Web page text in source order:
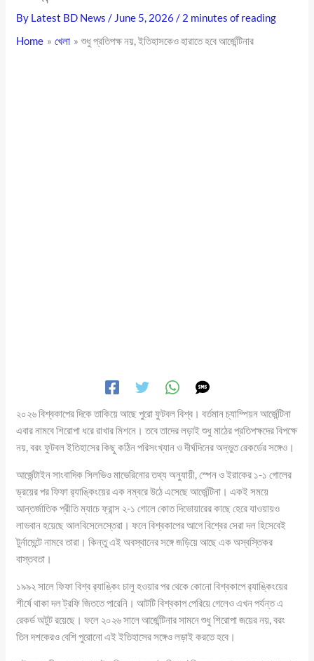
By Latest BD News/ June 5, 2026/ 2 minutes of reading
Home
খেলা শুধু প্রতিপক্ষ নয়, ইতিহাসকেও হারাতে হবে আর্জেন্টিনার
২০২৬ বিশ্বকাপের দিকে তাকিয়ে আছে পুরো ফুটবল বিশ্ব। বর্তমান চ্যাম্পিয়ন আর্জেন্টিনা
এবার নামবে শিরোপা ধরে রাখার মিশনে। তবে তাদের লড়াই শুধু মাঠের প্রতিপক্ষদের বিপক্ষে
নয়, বরং ফুটবল ইতিহাসের কিছু কঠিন পরিসংখ্যান ও দীর্ঘদিনের অদ্ভুত রেকর্ডের সঙ্গেও।
আর্জেন্টাইন সাংবাদিক সিলভিও মাভেরিনোর তথ্য অনুযায়ী, স্পেন ও ইরাকের ১-১ গোলের
ড্রয়ের পর ফিফা র‌্যাঙ্কিংয়ের এক নম্বরে উঠে এসেছে আর্জেন্টিনা। একই সময়ে
আন্তর্জাতিক প্রীতি ম্যাচে ফ্রান্স ২-১ গোলে কোত দিভোয়ারের কাছে হেরে যাওয়ায়ও
লাভবান হয়েছে আলবিসেলেস্তেরা। ফলে বিশ্বকাপের আগে বিশ্বের সেরা দল হিসেবেই
টুর্নামেন্টে নামবে তারা। কিন্তু এই অবস্থানের সঙ্গে জড়িয়ে আছে এক অস্বস্তিকর
বাস্তবতা।
১৯৯২ সালে ফিফা বিশ্ব র‌্যাঙ্কিং চালু হওয়ার পর থেকে কোনো বিশ্বকাপে র‌্যাঙ্কিংয়ের
শীর্ষে থাকা দল ট্রফি জিততে পারেনি। আটটি বিশ্বকাপ পেরিয়ে গেলেও এখন পর্যন্ত এ
রেকর্ড অটুট রয়েছে। ফলে ২০২৬ সালে আর্জেন্টিনার সামনে শুধু শিরোপা জয়ের নয়, বরং
তিন দশকেরও বেশি পুরোনো এই ইতিহাসের সঙ্গেও লড়াই করতে হবে।